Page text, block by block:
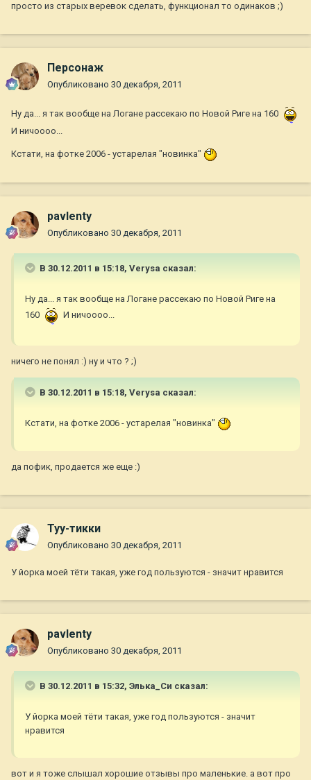
просто из старых веревок сделать, функционал то одинаков ;)
Персонаж
Опубликовано 30 декабря, 2011
Ну да... я так вообще на Логане рассекаю по Новой Риге на 160
И ничоооо...
Кстати, на фотке 2006 - устарелая "новинка"
pavlenty
Опубликовано 30 декабря, 2011
В 30.12.2011 в 15:18, Verysa сказал:
Ну да... я так вообще на Логане рассекаю по Новой Риге на
160
И ничоооо...
ничего не понял :) ну и что ? ;)
В 30.12.2011 в 15:18, Verysa сказал:
Кстати, на фотке 2006 - устарелая "новинка"
да пофик, продается же еще :)
Туу-тикки
Опубликовано 30 декабря, 2011
У йорка моей тёти такая, уже год пользуются - значит нравится
pavlenty
Опубликовано 30 декабря, 2011
В 30.12.2011 в 15:32, Элька_Си сказал:
У йорка моей тёти такая, уже год пользуются - значит
нравится
вот и я тоже слышал хорошие отзывы про маленькие. а вот про